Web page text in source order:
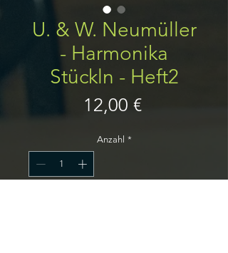
U. & W. Neumüller
- Harmonika
Stückln - Heft2
12,00 €Preis
Anzahl *